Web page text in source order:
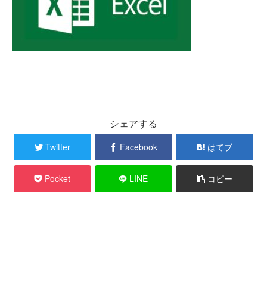
シェアする
Twitter Facebook はてブ
Pocket LINE コピー